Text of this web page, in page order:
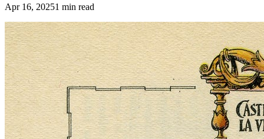
Apr 16, 20251 min read